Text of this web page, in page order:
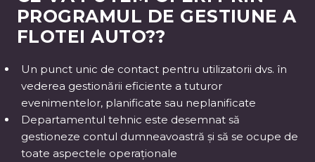
PROGRAMUL DE GESTIUNE A
FLOTEI AUTO??
Un punct unic de contact pentru utilizatorii dvs. în
vederea gestionării eficiente a tuturor
evenimentelor, planificate sau neplanificate
Departamentul tehnic este desemnat să
gestioneze contul dumneavoastră și să se ocupe de
toate aspectele operaționale